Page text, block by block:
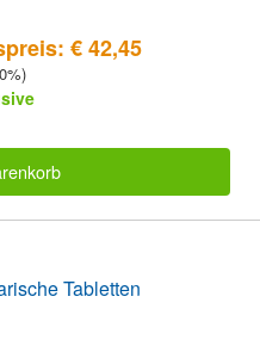
€ 42,45
Tabletten